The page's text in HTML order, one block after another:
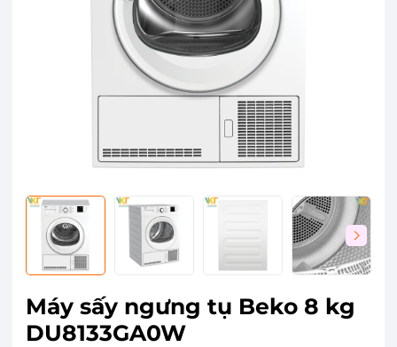
Máy sấy ngưng tụ Beko 8 kg
DU8133GA0W